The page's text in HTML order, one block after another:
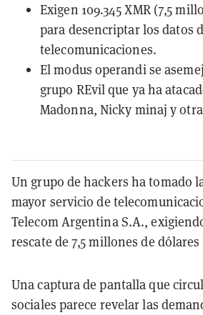
Exigen 109.345 XMR (7,5
para desencriptar los datos
telecomunicaciones.
El modus operandi se
grupo REvil que ya ha
Madonna, Nicky minaj y
Un grupo de hackers ha tomado
mayor servicio de
Telecom Argentina S.A.,
rescate de 7,5 millones de
Una captura de pantalla que
sociales parece revelar las